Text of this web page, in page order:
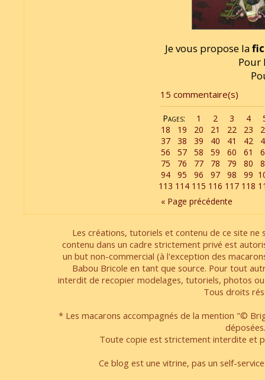
Je vous propose la
Pour
15 commentaire(s)
Pages: 1 2 3 4
18
19 20 21 22 23
37
38 39 40 41 42
56
57 58 59 60 61
75
76 77 78 79 80
94
95 96 97 98 99
113 114 115 116 117 118
« Page précédente
Les créations, tutoriels et contenu de ce site
contenu dans un cadre strictement privé est
un but non-commercial (à l'exception des
Babou Bricole en tant que source. Pour tout
interdit de recopier modelages, tutoriels, photos
Tous droits
* Les macarons accompagnés de la mention "©
déposées.
Toute copie est strictement interdite et
Ce blog est une vitrine, pas un self-